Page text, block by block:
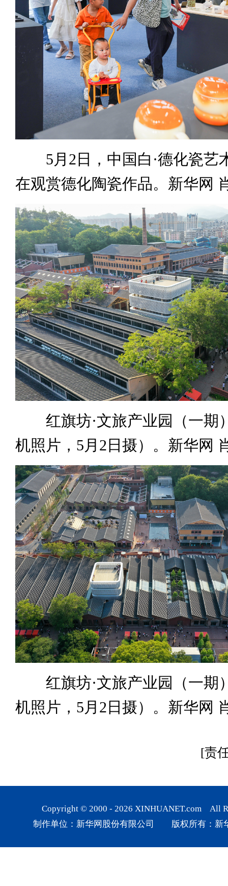
5月2日，中国白·德化瓷艺
在观赏德化陶瓷作品。新华网
红旗坊·文旅产业园（一期
机照片，5月2日摄）。新华网
红旗坊·文旅产业园（一期
机照片，5月2日摄）。新华网
[责
Copyright © 2000 - 2026 XINHUANET.com All
制作单位：新华网股份有限公司 版权所有：新